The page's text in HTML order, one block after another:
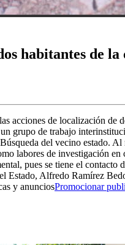
habitantes de
acciones de localización de
grupo de trabajo
del vecino estado.
labores de investigación
pues se tiene el contacto
Alfredo Ramírez
y anunciosPromocionar